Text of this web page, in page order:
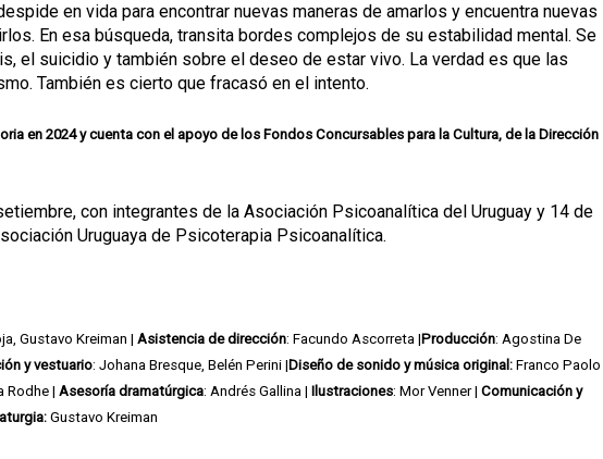
en vida para encontrar nuevas maneras de amarlos y encuentra nuevas
En esa búsqueda, transita bordes complejos de su estabilidad mental. Se
el suicidio y también sobre el deseo de estar vivo. La verdad es que las
También es cierto que fracasó en el intento.
en 2024 y cuenta con el apoyo de los Fondos Concursables para la Cultura, de la Dirección
con integrantes de la Asociación Psicoanalítica del Uruguay y 14 de
Uruguaya de Psicoterapia Psicoanalítica.
Gustavo Kreiman | Asistencia de dirección: Facundo Ascorreta |Producción: Agostina De
y vestuario: Johana Bresque, Belén Perini |Diseño de sonido y música original: Franco Paolo
Rodhe | Asesoría dramatúrgica: Andrés Gallina | Ilustraciones: Mor Venner | Comunicación y
Gustavo Kreiman